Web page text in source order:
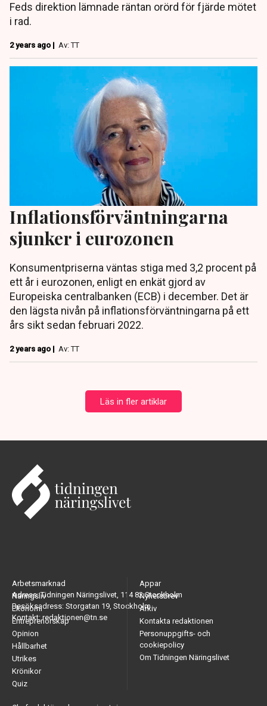
Feds direktion lämnade räntan orörd för fjärde mötet
i rad.
2 years ago | Av: TT
Inflationsförväntningarna
sjunker i eurozonen
Konsumentpriserna väntas stiga med 3,2 procent på
ett år i eurozonen, enligt en enkät gjord av
Europeiska centralbanken (ECB) i december. Det är
den lägsta nivån på inflationsförväntningarna på ett
års sikt sedan februari 2022.
2 years ago | Av: TT
Läs in fler artiklar
Adress: Tidningen Näringslivet, 114 82 Stockholm
Besöksadress: Storgatan 19, Stockholm
Kontakt: redaktionen@tn.se
Arbetsmarknad
Näringsliv
Ekonomi
Entreprenörskap
Opinion
Hållbarhet
Utrikes
Krönikor
Quiz
Appar
Nyhetsbrev
Arkiv
Kontakta redaktionen
Personuppgifts- och
cookiepolicy
Om Tidningen Näringslivet